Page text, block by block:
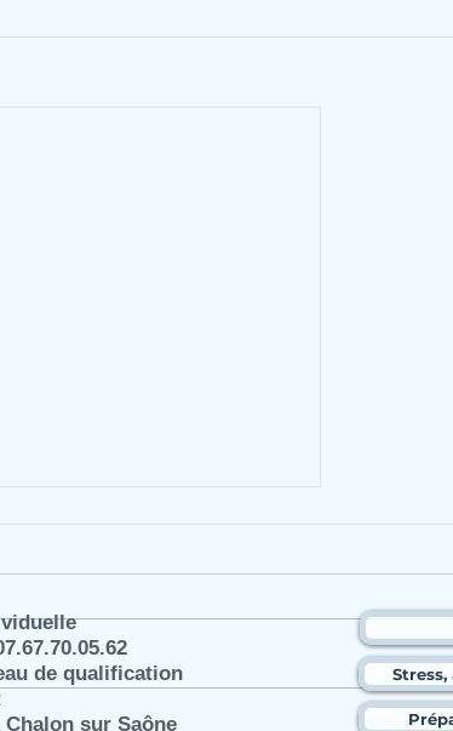
de qualification
sur Saône